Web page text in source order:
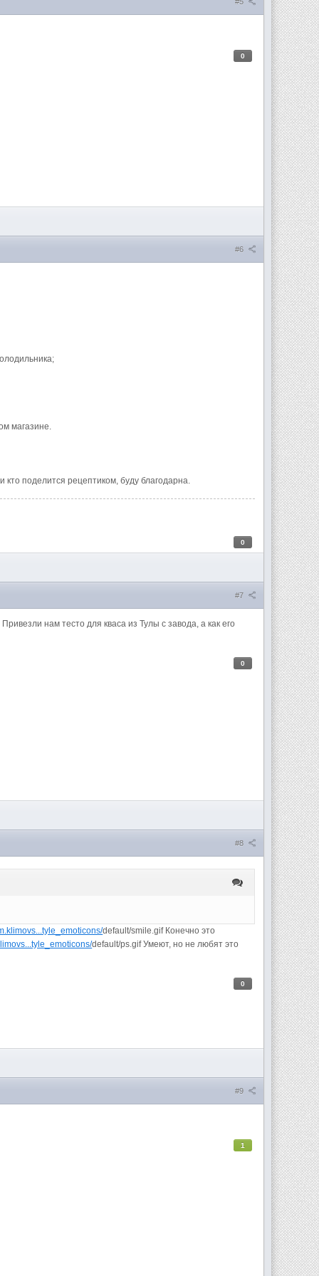
0
#6
магазине.
поделится рецептиком, буду благодарна.
0
#7
нам тесто для кваса из Тулы с завода, а как его
0
#8
default/smile.gif Конечно это
default/ps.gif Умеют, но не любят это
0
#9
1